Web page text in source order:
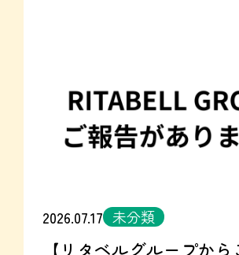
https://utari.jp/ 就労継続支援UTARI
Instagram☞
https://
っても貴重な体験をさせてい
セタでは地域の活動へも積極的
に参加させていただいています
https://www.instagram.com/
も立ち上がり、よりホームで
2026.07.17 未分類
【リタベルグループから